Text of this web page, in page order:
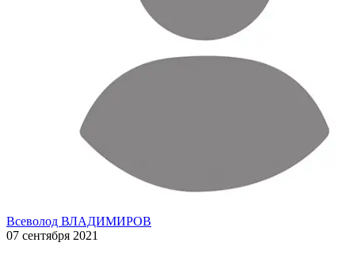
Всеволод ВЛАДИМИРОВ
07 сентября 2021